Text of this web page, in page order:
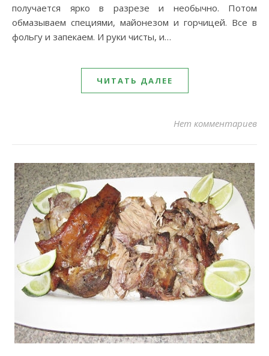
получается ярко в разрезе и необычно. Потом
обмазываем специями, майонезом и горчицей. Все в
фольгу и запекаем. И руки чисты, и…
ЧИТАТЬ ДАЛЕЕ
Нет комментариев